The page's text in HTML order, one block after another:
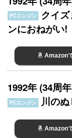
PCエンジン
クイ
ンにおねがい!
Amazon
1992年 (34周
PCエンジン 川の
Amazon